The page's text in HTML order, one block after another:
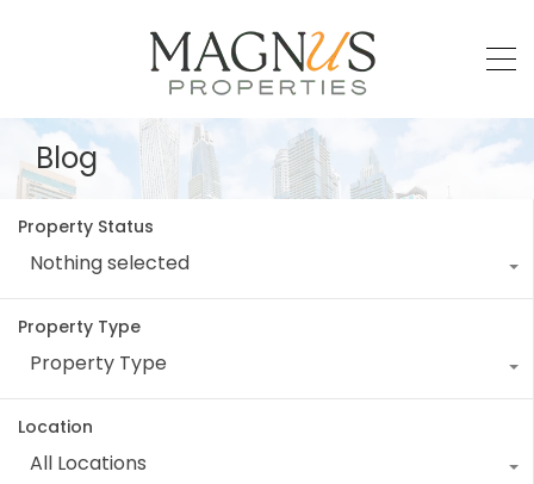
Blog
Property Status
Nothing selected
Property Type
Property Type
Location
All Locations